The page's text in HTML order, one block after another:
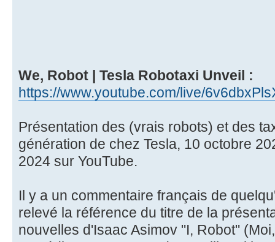
We, Robot | Tesla Robotaxi Unveil :
https://www.youtube.com/live/
Présentation des (vrais robots) et des
génération de chez Tesla, 10 octobre
2024 sur YouTube.
Il y a un commentaire français de
relevé la référence du titre de la
nouvelles d'Isaac Asimov "I, Robot"